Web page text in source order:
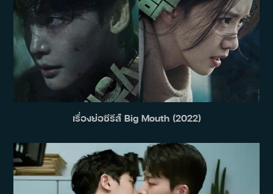
เรื่องย่อซีรีส์ Big Mouth (2022)